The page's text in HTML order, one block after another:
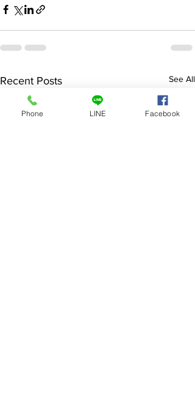
Recent Posts See All
Phone LINE Facebook